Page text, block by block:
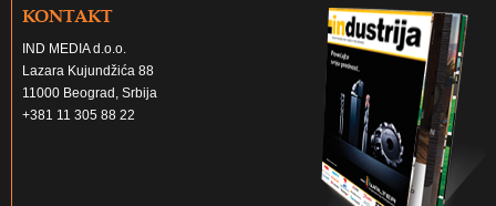
KONTAKT
IND MEDIA d.o.o.
Lazara Kujundžića 88
11000 Beograd, Srbija
+381 11 305 88 22